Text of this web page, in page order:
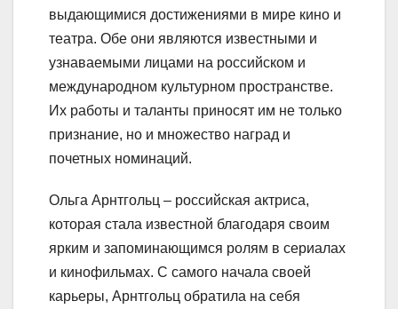
выдающимися достижениями в мире кино и
театра. Обе они являются известными и
узнаваемыми лицами на российском и
международном культурном пространстве.
Их работы и таланты приносят им не только
признание, но и множество наград и
почетных номинаций.
Ольга Арнтгольц – российская актриса,
которая стала известной благодаря своим
ярким и запоминающимся ролям в сериалах
и кинофильмах. С самого начала своей
карьеры, Арнтгольц обратила на себя